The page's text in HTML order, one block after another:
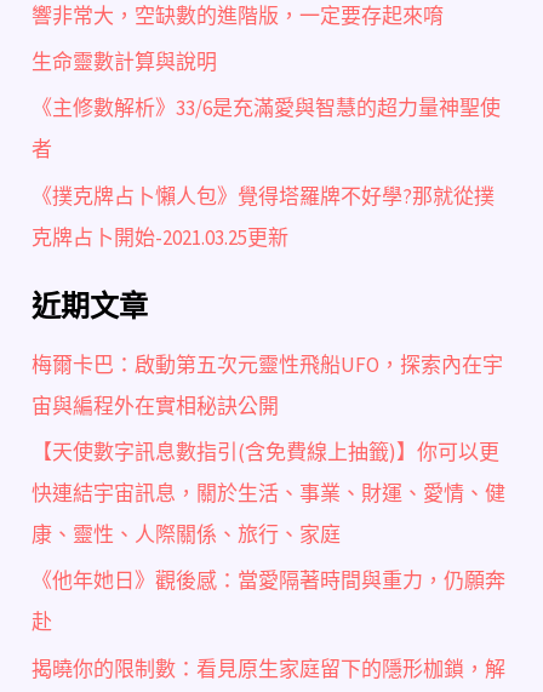
響非常大，空缺數的進階版，一定要存起來唷
生命靈數計算與說明
《主修數解析》33/6是充滿愛與智慧的超力量神聖使
者
《撲克牌占卜懶人包》覺得塔羅牌不好學?那就從撲
克牌占卜開始-2021.03.25更新
近期文章
梅爾卡巴：啟動第五次元靈性飛船UFO，探索內在宇
宙與編程外在實相秘訣公開
【天使數字訊息數指引(含免費線上抽籤)】你可以更
快連結宇宙訊息，關於生活、事業、財運、愛情、健
康、靈性、人際關係、旅行、家庭
《他年她日》觀後感：當愛隔著時間與重力，仍願奔
赴
揭曉你的限制數：看見原生家庭留下的隱形枷鎖，解